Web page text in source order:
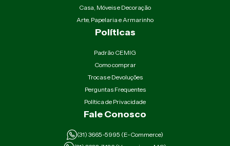
Casa, Móveis e Decoração
Arte, Papelaria e Armarinho
Políticas
Padrão CEMIG
Como comprar
Trocas e Devoluções
Perguntas Frequentes
Política de Privacidade
Fale Conosco
(31) 3665-5995 (E-Commerce)